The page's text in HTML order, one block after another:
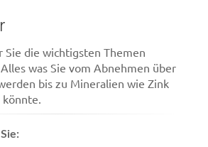
Sie die wichtigsten Themen
was Sie vom Abnehmen über
bis zu Mineralien wie Zink